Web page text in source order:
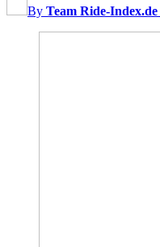
By Team Ride-Index.de